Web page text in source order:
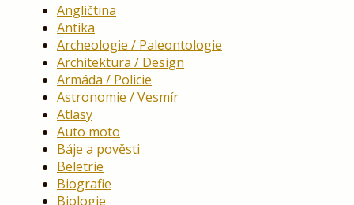
Angličtina
Antika
Archeologie / Paleontologie
Architektura / Design
Armáda / Policie
Astronomie / Vesmír
Atlasy
Auto moto
Báje a pověsti
Beletrie
Biografie
Biologie